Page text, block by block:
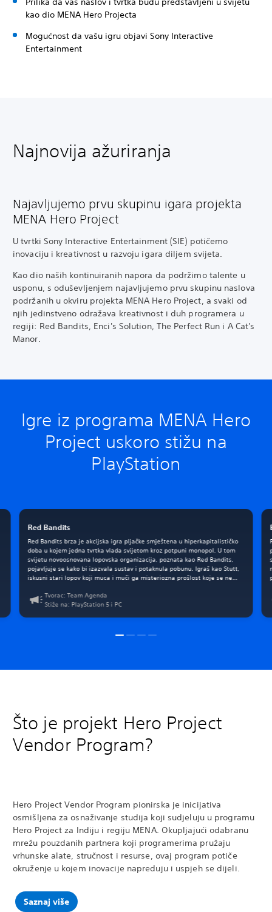
kao dio MENA Hero Projecta
Mogućnost da vašu igru objavi Sony Interactive
Entertainment
Najnovija ažuriranja
Najavljujemo prvu skupinu igara projekta
MENA Hero Project
U tvrtki Sony Interactive Entertainment (SIE) potičemo
inovaciju i kreativnost u razvoju igara diljem svijeta.
Kao dio naših kontinuiranih napora da podržimo talente u
usponu, s oduševljenjem najavljujemo prvu skupinu naslova
podržanih u okviru projekta MENA Hero Project, a svaki od
njih jedinstveno odražava kreativnost i duh programera u
regiji: Red Bandits, Enci's Solution, The Perfect Run i A Cat's
Manor.
Igre iz programa MENA Hero
Project uskoro stižu na
PlayStation
Red Bandits
Red Bandits brza je akcijska igra pljačke smještena u hiperkapitalističko
doba u kojem jedna tvrtka vlada svijetom kroz potpuni monopol. U tom
svijetu novoosnovana lopovska organizacija, poznata kao Red Bandits,
pojavljuje se kako bi izazvala sustav i potaknula pobunu. Igraš kao Stutt,
iskusni stari lopov koji muca i muči ga misteriozna prošlost koje se ne
Tvorac: Team Agenda
Stiže na: PlayStation 5 i PC
Što je projekt Hero Project
Vendor Program?
Hero Project Vendor Program pionirska je inicijativa
osmišljena za osnaživanje studija koji sudjeluju u programu
Hero Project za Indiju i regiju MENA. Okupljajući odabranu
mrežu pouzdanih partnera koji programerima pružaju
vrhunske alate, stručnost i resurse, ovaj program potiče
okruženje u kojem inovacije napreduju i uspjeh se dijeli.
Saznaj više